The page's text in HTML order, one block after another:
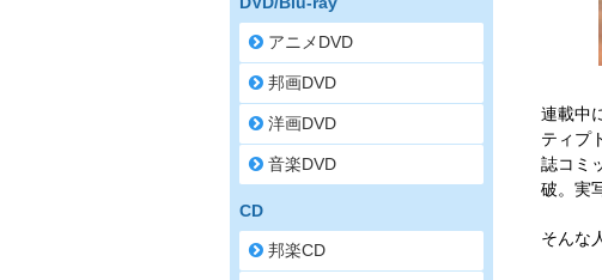
連載中
ティプ
誌コミ
破。実
そんな
アニメDVD
邦画DVD
洋画DVD
音楽DVD
CD
邦楽CD